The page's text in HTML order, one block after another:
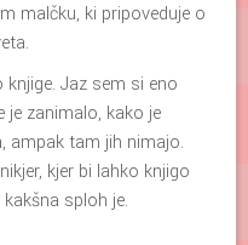
malčku, ki pripoveduje o
Jaz sem si eno
je zanimalo, kako je
ampak tam jih nimajo.
kjer bi lahko knjigo
sploh je.